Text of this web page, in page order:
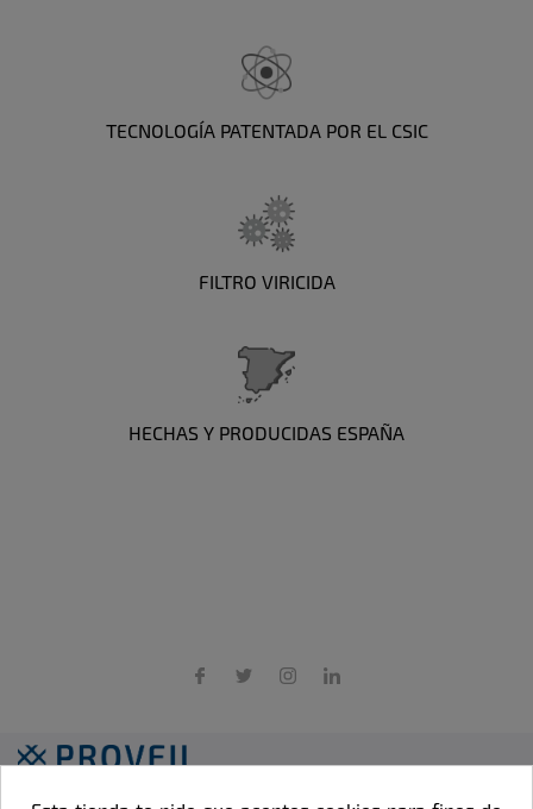
TECNOLOGÍA PATENTADA POR EL CSIC
FILTRO VIRICIDA
HECHAS Y PRODUCIDAS ESPAÑA